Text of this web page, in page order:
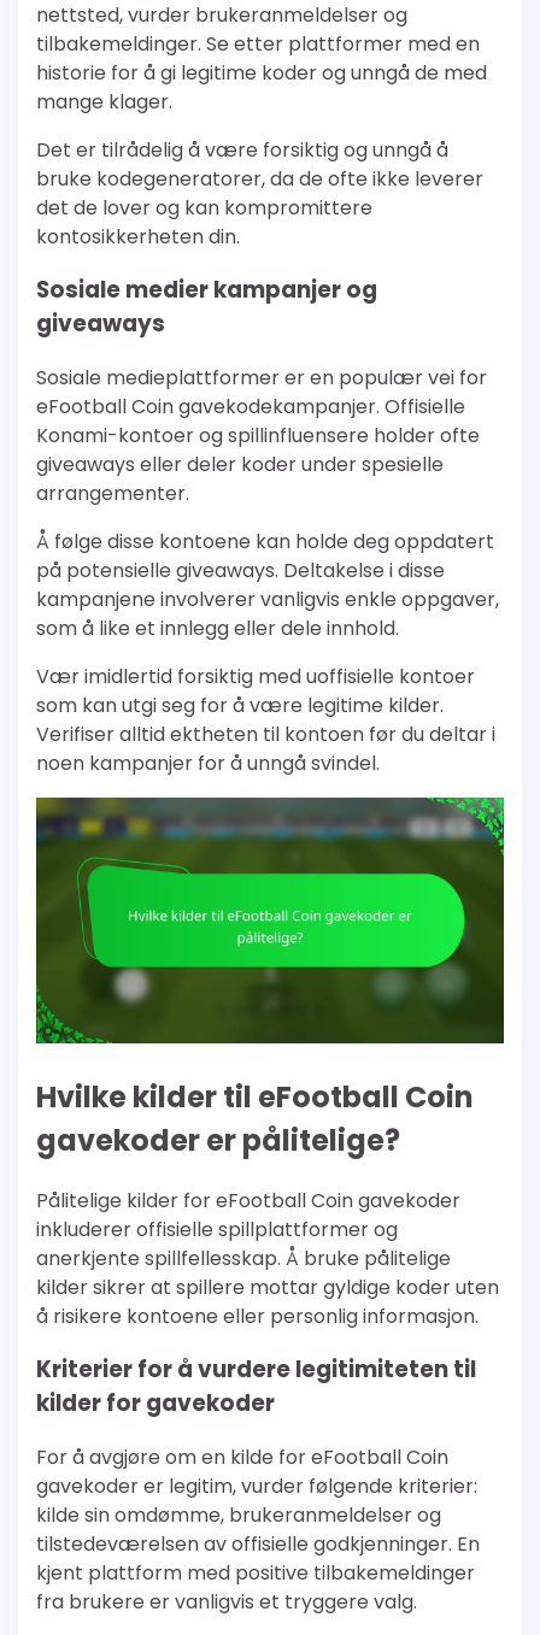
nettsted, vurder brukeranmeldelser og
tilbakemeldinger. Se etter plattformer med en
historie for å gi legitime koder og unngå de med
mange klager.
Det er tilrådelig å være forsiktig og unngå å
bruke kodegeneratorer, da de ofte ikke leverer
det de lover og kan kompromittere
kontosikkerheten din.
Sosiale medier kampanjer og
giveaways
Sosiale medieplattformer er en populær vei for
eFootball Coin gavekodekampanjer. Offisielle
Konami-kontoer og spillinfluensere holder ofte
giveaways eller deler koder under spesielle
arrangementer.
Å følge disse kontoene kan holde deg oppdatert
på potensielle giveaways. Deltakelse i disse
kampanjene involverer vanligvis enkle oppgaver,
som å like et innlegg eller dele innhold.
Vær imidlertid forsiktig med uoffisielle kontoer
som kan utgi seg for å være legitime kilder.
Verifiser alltid ektheten til kontoen før du deltar i
noen kampanjer for å unngå svindel.
Hvilke kilder til eFootball Coin
gavekoder er pålitelige?
Pålitelige kilder for eFootball Coin gavekoder
inkluderer offisielle spillplattformer og
anerkjente spillfellesskap. Å bruke pålitelige
kilder sikrer at spillere mottar gyldige koder uten
å risikere kontoene eller personlig informasjon.
Kriterier for å vurdere legitimiteten til
kilder for gavekoder
For å avgjøre om en kilde for eFootball Coin
gavekoder er legitim, vurder følgende kriterier:
kilde sin omdømme, brukeranmeldelser og
tilstedeværelsen av offisielle godkjenninger. En
kjent plattform med positive tilbakemeldinger
fra brukere er vanligvis et tryggere valg.